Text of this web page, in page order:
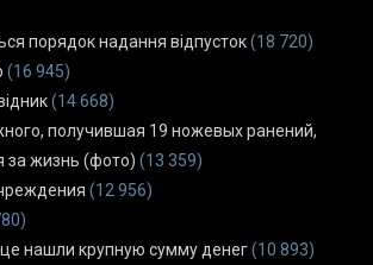
порядок надання відпусток(18 720)
(16 945)
(14 668)
получившая 19 ножевых ранений,
за жизнь (фото) (13 359)
(12 956)
нашли крупную сумму денег(10 893)